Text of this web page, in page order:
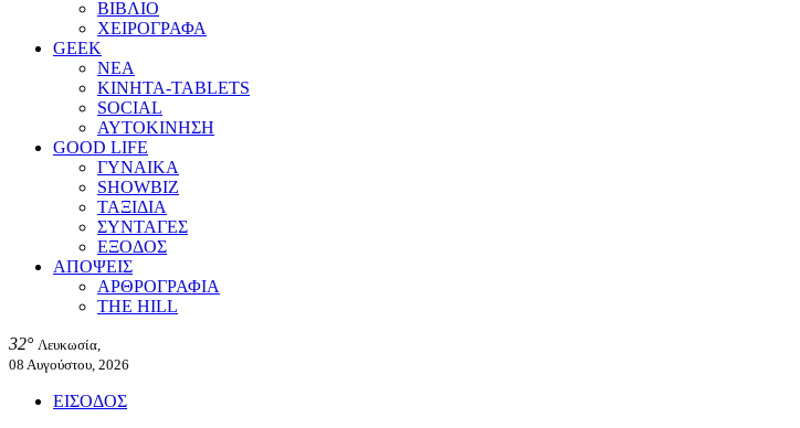
ΒΙΒΛΙΟ
ΧΕΙΡΟΓΡΑΦΑ
GEEK
ΝΕΑ
ΚΙΝΗΤΑ-TABLETS
SOCIAL
ΑΥΤΟΚΙΝΗΣΗ
GOOD LIFE
ΓΥΝΑΙΚΑ
SHOWBIZ
ΤΑΞΙΔΙΑ
ΣΥΝΤΑΓΕΣ
ΕΞΟΔΟΣ
ΑΠΟΨΕΙΣ
ΑΡΘΡΟΓΡΑΦΙΑ
THE HILL
32° Λευκωσία,
08 Αυγούστου, 2026
ΕΙΣΟΔΟΣ